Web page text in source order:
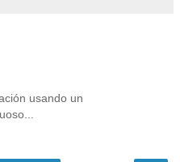
usando un